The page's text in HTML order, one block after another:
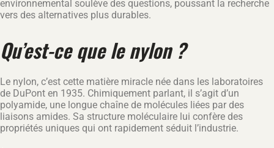
environnemental soulève des questions, poussant la recherche
vers des alternatives plus durables.
Qu’est-ce que le nylon ?
Le nylon, c’est cette matière miracle née dans les laboratoires
de DuPont en 1935. Chimiquement parlant, il s’agit d’un
polyamide, une longue chaîne de molécules liées par des
liaisons amides. Sa structure moléculaire lui confère des
propriétés uniques qui ont rapidement séduit l’industrie.